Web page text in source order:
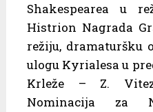
Shakespearea u
Histrion Nagrada
režiju, dramaturšku
ulogu Kyrialesa u
Krleže – Z.
Nominacija za